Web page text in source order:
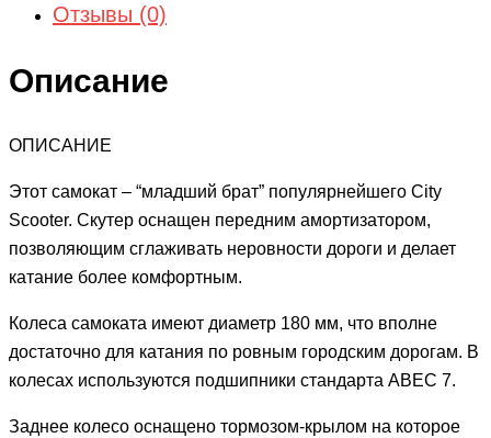
Отзывы (0)
Описание
ОПИСАНИЕ
Этот самокат – “младший брат” популярнейшего City
Scooter. Скутер оснащен передним амортизатором,
позволяющим сглаживать неровности дороги и делает
катание более комфортным.
Колеса самоката имеют диаметр 180 мм, что вполне
достаточно для катания по ровным городским дорогам. В
колесах используются подшипники стандарта ABEC 7.
Заднее колесо оснащено тормозом-крылом на которое